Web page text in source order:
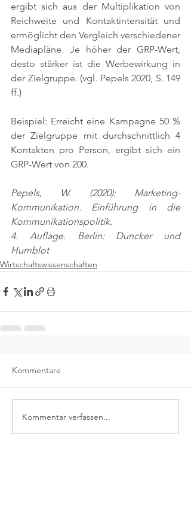
ergibt sich aus der Multiplikation von
Reichweite und Kontaktintensität und
ermöglicht den Vergleich verschiedener
Mediapläne. Je höher der GRP-Wert,
desto stärker ist die Werbewirkung in
der Zielgruppe. (vgl. Pepels 2020, S. 149
ff.)
Beispiel: Erreicht eine Kampagne 50 %
der Zielgruppe mit durchschnittlich 4
Kontakten pro Person, ergibt sich ein
GRP-Wert von 200.
Pepels, W. (2020): Marketing-
Kommunikation. Einführung in die
Kommunikationspolitik.
4. Auflage. Berlin: Duncker und
Humblot
Wirtschaftswissenschaften
Kommentare
Kommentar verfassen...